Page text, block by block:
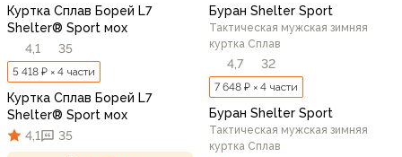
Куртка Сплав Борей L7
Shelter® Sport мох
4,1
35
5 418 ₽ × 4 части
Куртка Сплав Борей L7
Shelter® Sport мох
4,1
35
Буран Shelter Sport
Тактическая мужская зимняя
куртка Сплав
4,7 32
7 648 ₽ × 4 части
Буран Shelter Sport
Тактическая мужская зимняя
куртка Сплав